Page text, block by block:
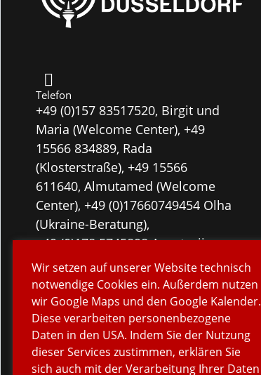
Telefon
+49 (0)157 83517520, Birgit und
Maria (Welcome Center), +49
15566 834889, Rada
(Klosterstraße), +49 15566
611640, Almutamed (Welcome
Center), +49 (0)17660749454 Olha
(Ukraine-Beratung),
+49 (0)178 5745898 Anastasiia
(CoWorking Space Shadow-
Arkaden)
E-Mail
info@fwi-d.de
Wir setzen auf unserer Website technisch
notwendige Cookies ein. Außerdem nutzen
wir Google Maps und den Google Kalender.
Diese verarbeiten personenbezogene
Daten in den USA. Indem Sie der Nutzung
dieser Services zustimmen, erklären Sie
sich auch mit der Verarbeitung Ihrer Daten